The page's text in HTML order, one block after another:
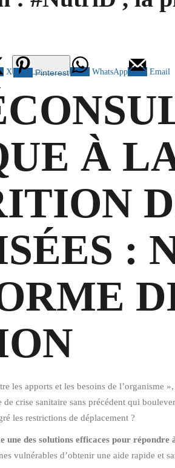
X Pinterest WhatsApp Email
À
:
les apports et les besoins de
crise sanitaire sans précédent qui
les restrictions de déplacement ?
une des solutions efficaces pour répondre
vulnérables d’obtenir une aide rapide et